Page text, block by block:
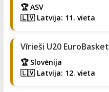
🏆 ASV
🇱🇻 Latvija: 11. vieta
Vīrieši U20 EuroBasket
🏆 Slovēnija
🇱🇻 Latvija: 12. vieta